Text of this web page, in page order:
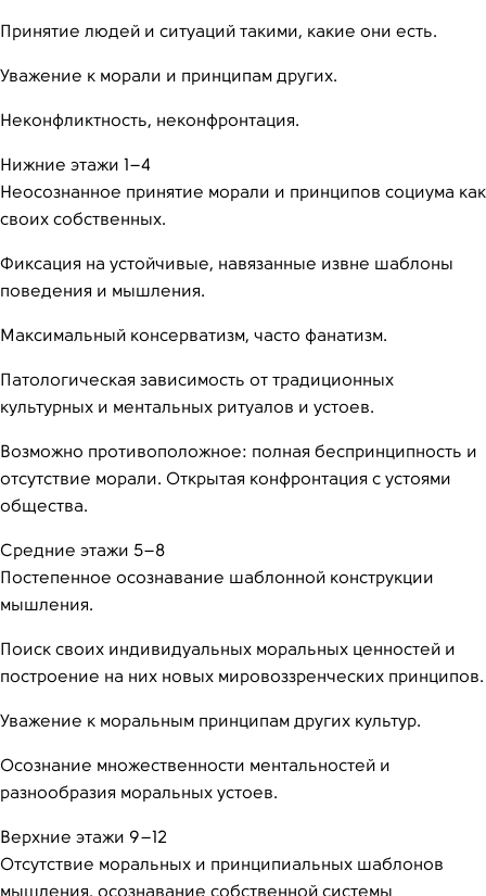
Принятие людей и ситуаций такими, какие они есть.
Уважение к морали и принципам других.
Неконфликтность, неконфронтация.
Нижние этажи 1–4
Неосознанное принятие морали и принципов социума как
своих собственных.
Фиксация на устойчивые, навязанные извне шаблоны
поведения и мышления.
Максимальный консерватизм, часто фанатизм.
Патологическая зависимость от традиционных
культурных и ментальных ритуалов и устоев.
Возможно противоположное: полная беспринципность и
отсутствие морали. Открытая конфронтация с устоями
общества.
Средние этажи 5–8
Постепенное осознавание шаблонной конструкции
мышления.
Поиск своих индивидуальных моральных ценностей и
построение на них новых мировоззренческих принципов.
Уважение к моральным принципам других культур.
Осознание множественности ментальностей и
разнообразия моральных устоев.
Верхние этажи 9–12
Отсутствие моральных и принципиальных шаблонов